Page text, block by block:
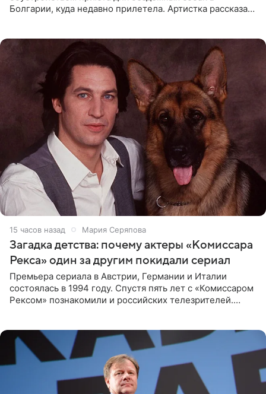
Болгарии, куда недавно прилетела. Артистка рассказала
15 часов назад Мария Серяпова
Загадка детства: почему актеры «Комиссара
Рекса» один за другим покидали сериал
Премьера сериала в Австрии, Германии и Италии
состоялась в 1994 году. Спустя пять лет с «Комиссаром
Рексом» познакомили и российских телезрителей.